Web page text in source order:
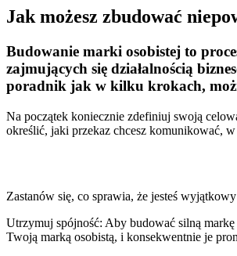
Jak możesz zbudować
Budowanie marki osobistej to
zajmujących się działalnością
poradnik jak w kilku krokach,
Na początek koniecznie zdefiniuj swoją
określić, jaki przekaz chcesz komunikować,
Zastanów się, co sprawia, że jesteś
Utrzymuj spójność: Aby budować silną
Twoją marką osobistą, i konsekwentnie je